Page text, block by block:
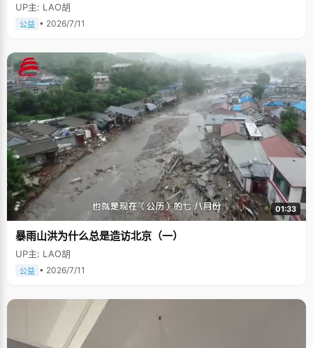
UP主: LAO胡
公益 • 2026/7/11
01:33
暴雨山洪为什么总是造访北京（一）
UP主: LAO胡
公益 • 2026/7/11